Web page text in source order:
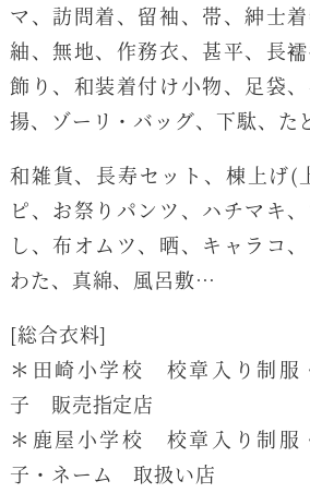
マ、訪問着、留袖、帯、紳士着
紬、無地、作務衣、甚平、長
飾り、和装着付け小物、足袋
揚、ゾーリ・バッグ、下駄、た
和雑貨、長寿セット、棟上げ(
ピ、お祭りパンツ、ハチマキ
し、布オムツ、晒、キャラコ
わた、真綿、風呂敷…
[総合衣料]
＊田崎小学校 校章入り制服
子 販売指定店
＊鹿屋小学校 校章入り制服
子・ネーム 取扱い店